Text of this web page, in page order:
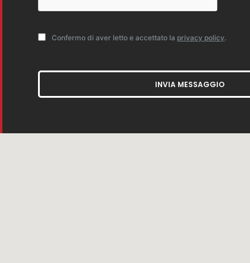
Confermo di aver letto e accettato la privacy policy.
INVIA MESSAGGIO